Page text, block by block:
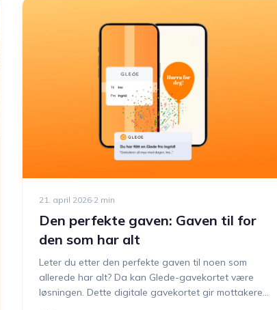
21. april 2026·2 min
Den perfekte gaven: Gaven til for
den som har alt
Leter du etter den perfekte gaven til noen som
allerede har alt? Da kan Glede-gavekortet være
løsningen. Dette digitale gavekortet gir mottakeren